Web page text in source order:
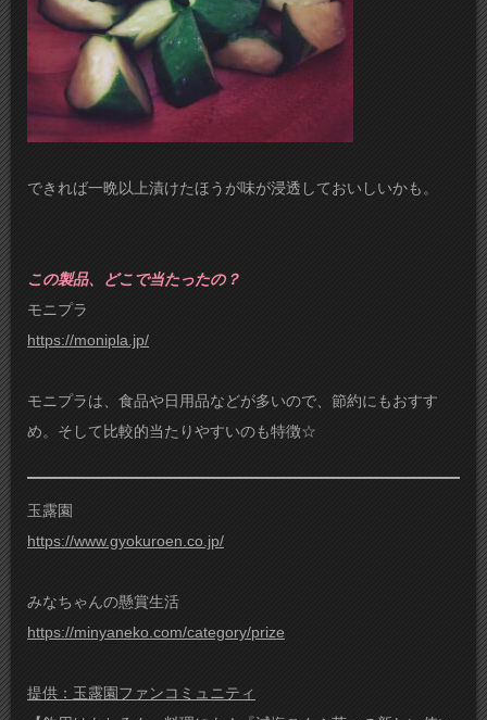
できれば一晩以上漬けたほうが味が浸透しておいしいかも。
この製品、どこで当たったの？
モニプラ
https://monipla.jp/
モニプラは、食品や日用品などが多いので、節約にもおすす
め。そして比較的当たりやすいのも特徴☆
玉露園
https://www.gyokuroen.co.jp/
みなちゃんの懸賞生活
https://minyaneko.com/category/prize
提供：玉露園ファンコミュニティ